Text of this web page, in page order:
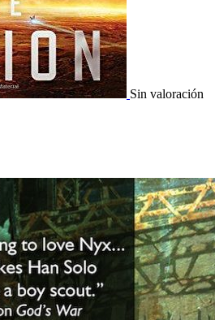
Sin valoración